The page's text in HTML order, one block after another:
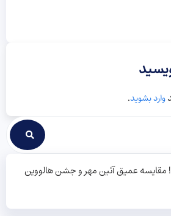
وارد بشوید.
مقایسه عمیق آئین مهر و جشن هالووین